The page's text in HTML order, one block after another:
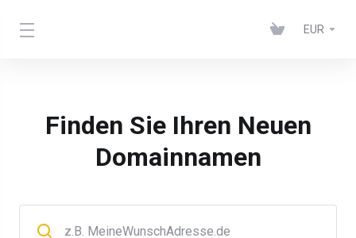
EUR
Finden Sie Ihren Neuen
Domainnamen